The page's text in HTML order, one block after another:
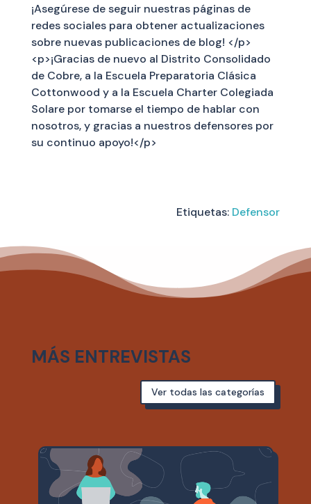
¡Asegúrese de seguir nuestras páginas de
redes sociales para obtener actualizaciones
sobre nuevas publicaciones de blog! </p>
<p>¡Gracias de nuevo al Distrito Consolidado
de Cobre, a la Escuela Preparatoria Clásica
Cottonwood y a la Escuela Charter Colegiada
Solare por tomarse el tiempo de hablar con
nosotros, y gracias a nuestros defensores por
su continuo apoyo!</p>
Etiquetas: Defensor
MÁS ENTREVISTAS
Ver todas las categorías